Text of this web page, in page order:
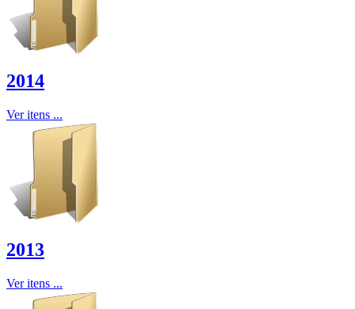
2014
Ver itens ...
2013
Ver itens ...